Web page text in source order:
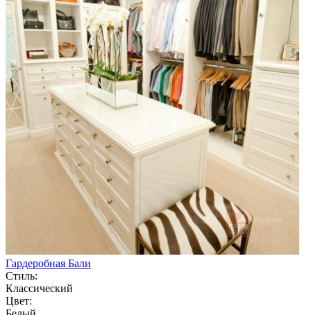
Гардеробная Бали
Стиль:
Классический
Цвет: